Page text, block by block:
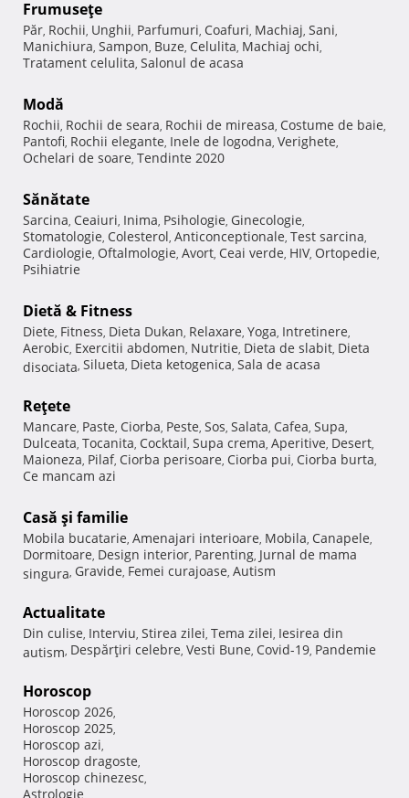
Frumuseţe
Păr, Rochii, Unghii, Parfumuri, Coafuri, Machiaj, Sani,
Manichiura, Sampon, Buze, Celulita, Machiaj ochi,
Tratament celulita, Salonul de acasa
Modă
Rochii, Rochii de seara, Rochii de mireasa, Costume de baie,
Pantofi, Rochii elegante, Inele de logodna, Verighete,
Ochelari de soare, Tendinte 2020
Sănătate
Sarcina, Ceaiuri, Inima, Psihologie, Ginecologie,
Stomatologie, Colesterol, Anticonceptionale, Test sarcina,
Cardiologie, Oftalmologie, Avort, Ceai verde, HIV, Ortopedie,
Psihiatrie
Dietă & Fitness
Diete, Fitness, Dieta Dukan, Relaxare, Yoga, Intretinere,
Aerobic, Exercitii abdomen, Nutritie, Dieta de slabit, Dieta
disociata, Silueta, Dieta ketogenica, Sala de acasa
Reţete
Mancare, Paste, Ciorba, Peste, Sos, Salata, Cafea, Supa,
Dulceata, Tocanita, Cocktail, Supa crema, Aperitive, Desert,
Maioneza, Pilaf, Ciorba perisoare, Ciorba pui, Ciorba burta,
Ce mancam azi
Casă şi familie
Mobila bucatarie, Amenajari interioare, Mobila, Canapele,
Dormitoare, Design interior, Parenting, Jurnal de mama
singura, Gravide, Femei curajoase, Autism
Actualitate
Din culise, Interviu, Stirea zilei, Tema zilei, Iesirea din
autism, Despărţiri celebre, Vesti Bune, Covid-19, Pandemie
Horoscop
Horoscop 2026,
Horoscop 2025,
Horoscop azi,
Horoscop dragoste,
Horoscop chinezesc,
Astrologie